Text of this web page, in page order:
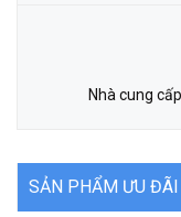
Nhà cung
SẢN PHẨM ƯU ĐÃI